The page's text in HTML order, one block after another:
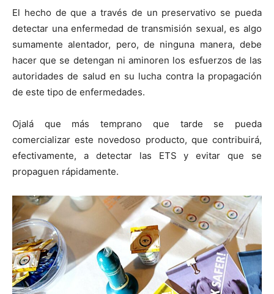
El hecho de que a través de un preservativo se pueda
detectar una enfermedad de transmisión sexual, es algo
sumamente alentador, pero, de ninguna manera, debe
hacer que se detengan ni aminoren los esfuerzos de las
autoridades de salud en su lucha contra la propagación
de este tipo de enfermedades.
Ojalá que más temprano que tarde se pueda
comercializar este novedoso producto, que contribuirá,
efectivamente, a detectar las ETS y evitar que se
propaguen rápidamente.